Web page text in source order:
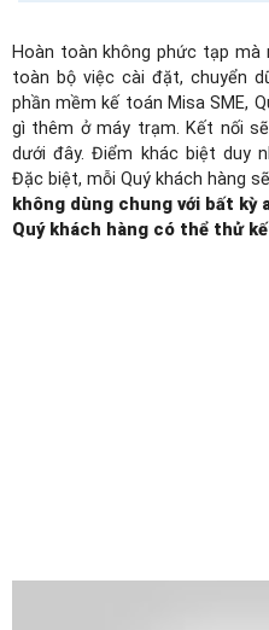
Hoàn toàn không phức tạp
toàn bộ việc cài đặt, chuyển
phần mềm kế toán Misa SME,
gì thêm ở máy trạm. Kết nối
dưới đây.Điểm khác biệt duy
Đặc biệt, mỗi Quý khách hàng
không dùng chung với bất kỳ
Quý khách hàng có thể thử